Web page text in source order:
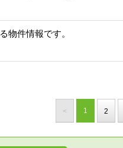
物件情報です。
< 1 2